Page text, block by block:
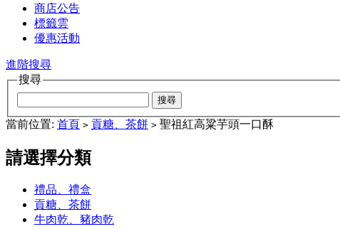
商店公告
標籤雲
優惠活動
進階搜尋
搜尋
當前位置: 首頁 > 貢糖、茶餅 > 聖祖紅高粱芋頭一口酥
請選擇分類
禮品、禮盒
貢糖、茶餅
牛肉乾、豬肉乾